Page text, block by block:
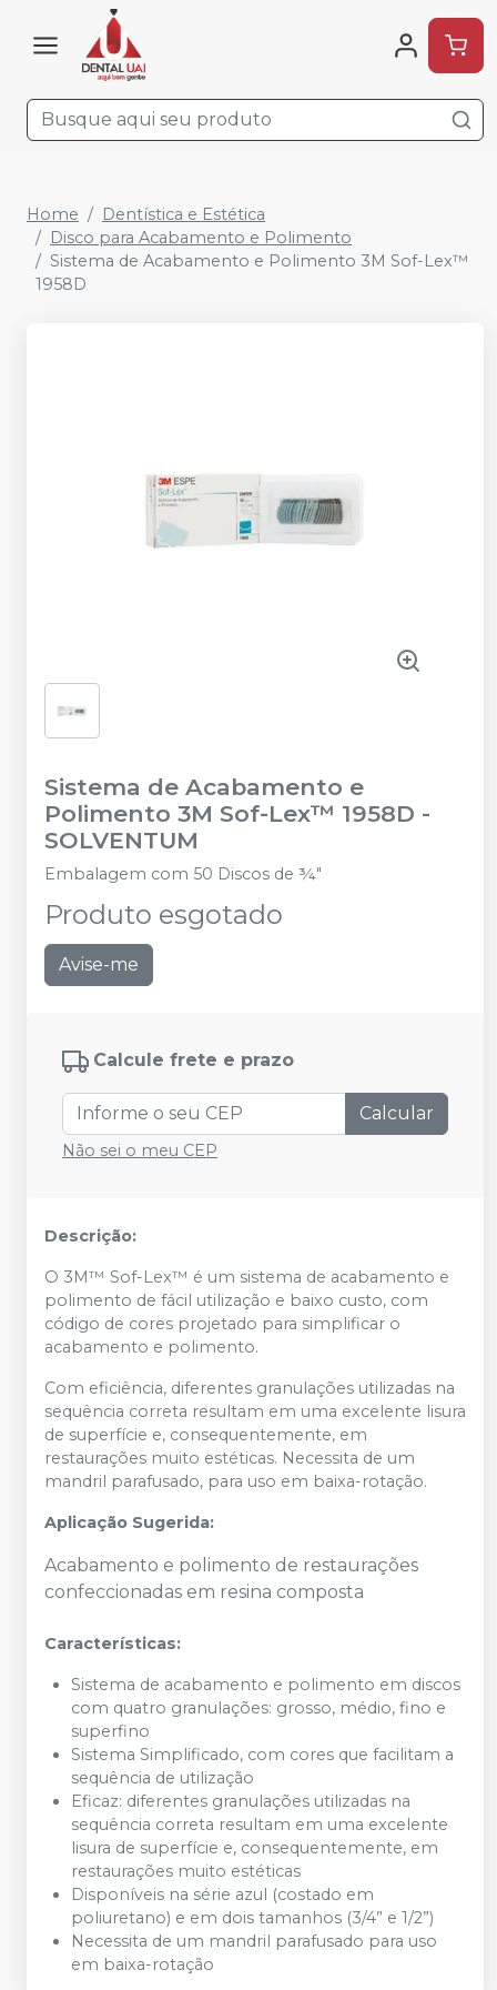
Home
Dentística e Estética
Disco para Acabamento e Polimento
Sistema de Acabamento e Polimento 3M Sof-Lex™
1958D
Sistema de Acabamento e
Polimento 3M Sof-Lex™ 1958D -
SOLVENTUM
Embalagem com 50 Discos de ¾"
Produto esgotado
Avise-me
Calcule frete e prazo
Calcular
Não sei o meu CEP
Descrição:
O 3M™ Sof-Lex™ é um sistema de acabamento e
polimento de fácil utilização e baixo custo, com
código de cores projetado para simplificar o
acabamento e polimento.
Com eficiência, diferentes granulações utilizadas na
sequência correta resultam em uma excelente lisura
de superfície e, consequentemente, em
restaurações muito estéticas. Necessita de um
mandril parafusado, para uso em baixa-rotação.
Aplicação Sugerida:
Acabamento e polimento de restaurações
confeccionadas em resina composta
Características:
Sistema de acabamento e polimento em discos
com quatro granulações: grosso, médio, fino e
superfino
Sistema Simplificado, com cores que facilitam a
sequência de utilização
Eficaz: diferentes granulações utilizadas na
sequência correta resultam em uma excelente
lisura de superfície e, consequentemente, em
restaurações muito estéticas
Disponíveis na série azul (costado em
poliuretano) e em dois tamanhos (3/4” e 1/2”)
Necessita de um mandril parafusado para uso
em baixa-rotação